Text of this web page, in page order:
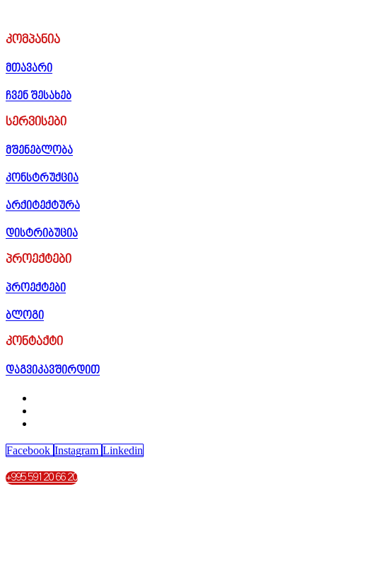
კომპანია
მთავარი
ჩვენ შესახებ
სერვისები
მშენებლობა
კონსტრუქცია
არქიტექტურა
დისტრიბუცია
პროექტები
პროექტები
ბლოგი
კონტაქტი
დაგვიკავშირდით
Facebook Instagram Linkedin
+995 591 20 66 20